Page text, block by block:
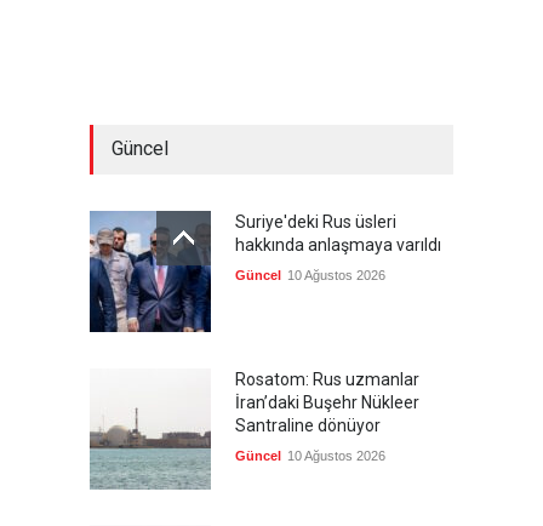
Güncel
Suriye'deki Rus üsleri
hakkında anlaşmaya varıldı
Güncel 10 Ağustos 2026
Rosatom: Rus uzmanlar
İran’daki Buşehr Nükleer
Santraline dönüyor
Güncel 10 Ağustos 2026